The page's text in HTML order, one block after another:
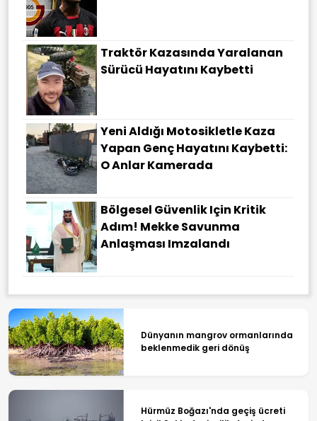
Traktör Kazasında Yaralanan
Sürücü Hayatını Kaybetti
Yeni Aldığı Motosikletle Kaza
Yapan Genç Hayatını Kaybetti:
O Anlar Kamerada
Bölgesel Güvenlik Için Kritik
Adım! Mekke Savunma
Anlaşması Imzalandı
Dünyanın mangrov ormanlarında
beklenmedik geri dönüş
Hürmüz Boğazı'nda geçiş ücreti